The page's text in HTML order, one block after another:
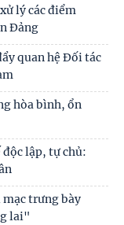
và Giới tham dự
lý các điểm
Đảng
quan hệ Đối tác